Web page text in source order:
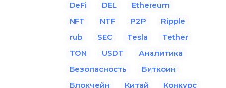
DeFi
DEL
Ethereum
NFT
NTF P2P
Ripple
rub
SEC Tesla
Tether
TON
USDT
Аналитика
Безопасность
Биткоин
Блокчейн
Китай
Конкурс